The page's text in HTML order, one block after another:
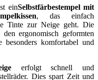
einSelbstfärbestempel mit
, das einfach
Tinte zur Neige geht. Die
ergonomisch geformten
komfortabel und
erfolgt schnell und
Dies spart Zeit und